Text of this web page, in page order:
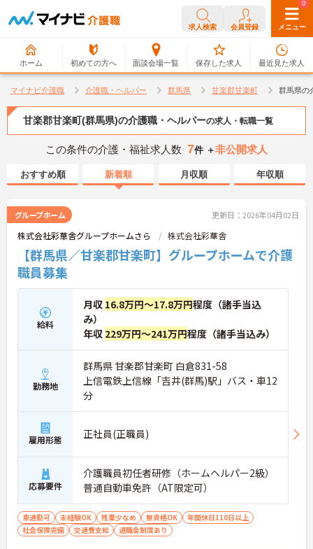
求人検索 会員登録 メニュー
ホーム 初めての方へ 面談会場一覧
0
保存した求人
0
最近見た求人
マイナビ介護職 介護職・ヘルパー 群馬県 甘楽郡甘楽町 群馬県の
甘楽郡甘楽町(群馬県)の介護職・ヘルパーの求人・転職一覧
この条件の介護・福祉求人数 7件 ＋非公開求人
おすすめ順 新着順 月収順 年収順
グループホーム 更新日：2026年04月02日
株式会社彩華舎グループホームさら 株式会社彩華舎
【群馬県／甘楽郡甘楽町】グループホームで介護
職員募集
給料
月収 16.8万円～17.8万円程度（諸手当込
み）
年収 229万円～241万円程度（諸手当込み）
勤務地
群馬県 甘楽郡甘楽町 白倉831-58
上信電鉄上信線「吉井(群馬)駅」バス・車12
分
雇用形態 正社員(正職員)
応募要件
介護職員初任者研修（ホームヘルパー2級）
普通自動車免許（AT限定可）
車通勤可 未経験OK 残業少なめ 無資格OK
年間休日110日以上
社会保険完備
交通費支給 退職金制度あり